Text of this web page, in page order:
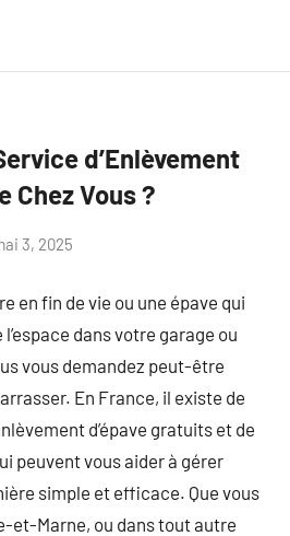
d’Enlèvement
Chez Vous ?
3, 2025
en fin de vie ou une épave qui
dans votre garage ou
vous demandez peut-être
En France, il existe de
d’épave gratuits et de
peuvent vous aider à gérer
simple et efficace. Que vous
et-Marne, ou dans tout autre